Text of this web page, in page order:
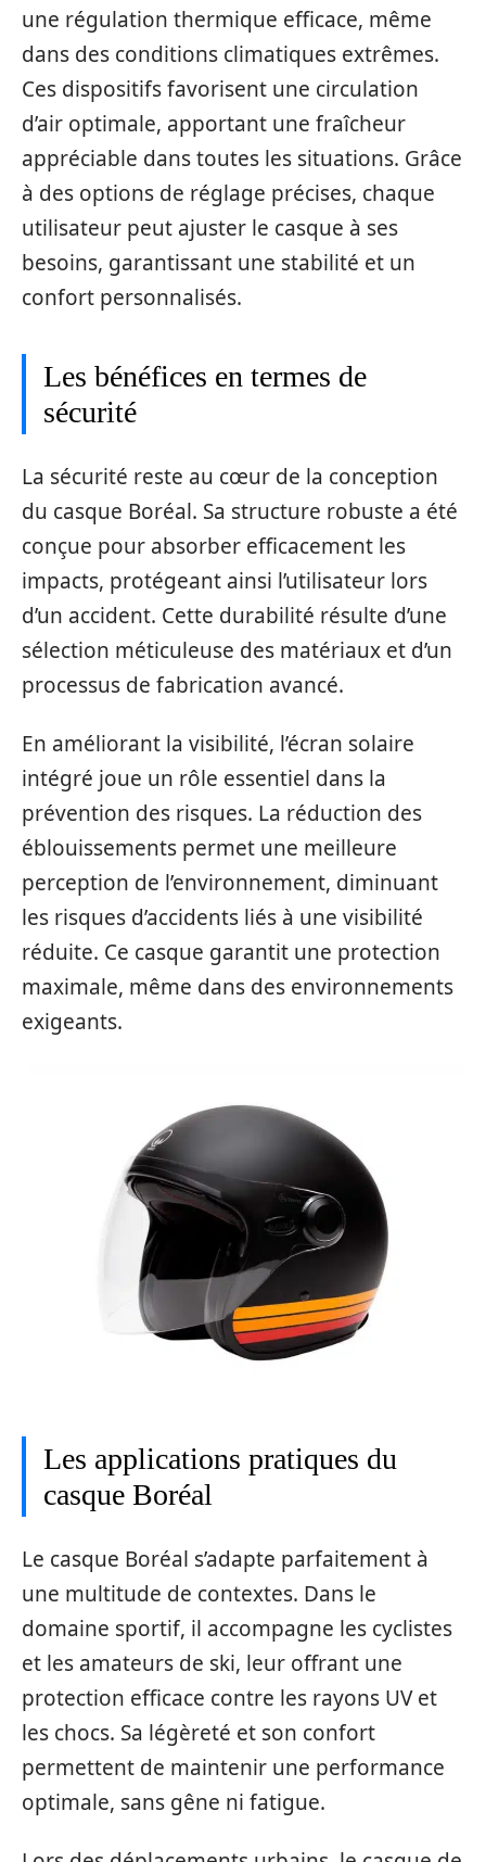
une régulation thermique efficace, même
dans des conditions climatiques extrêmes.
Ces dispositifs favorisent une circulation
d’air optimale, apportant une fraîcheur
appréciable dans toutes les situations. Grâce
à des options de réglage précises, chaque
utilisateur peut ajuster le casque à ses
besoins, garantissant une stabilité et un
confort personnalisés.
Les bénéfices en termes de
sécurité
La sécurité reste au cœur de la conception
du casque Boréal. Sa structure robuste a été
conçue pour absorber efficacement les
impacts, protégeant ainsi l’utilisateur lors
d’un accident. Cette durabilité résulte d’une
sélection méticuleuse des matériaux et d’un
processus de fabrication avancé.
En améliorant la visibilité, l’écran solaire
intégré joue un rôle essentiel dans la
prévention des risques. La réduction des
éblouissements permet une meilleure
perception de l’environnement, diminuant
les risques d’accidents liés à une visibilité
réduite. Ce casque garantit une protection
maximale, même dans des environnements
exigeants.
Les applications pratiques du
casque Boréal
Le casque Boréal s’adapte parfaitement à
une multitude de contextes. Dans le
domaine sportif, il accompagne les cyclistes
et les amateurs de ski, leur offrant une
protection efficace contre les rayons UV et
les chocs. Sa légèreté et son confort
permettent de maintenir une performance
optimale, sans gêne ni fatigue.